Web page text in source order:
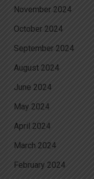
November 2024
October 2024
September 2024
August 2024
June 2024
May 2024
April 2024
March 2024
February 2024